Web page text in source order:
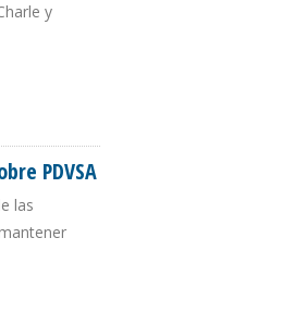
y
PDVSA
las